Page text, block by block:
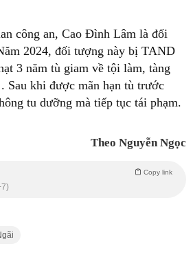
công an, Cao Đình Lâm là đối
2024, đối tượng này bị TAND
3 năm tù giam về tội làm, tàng
Sau khi được mãn hạn tù trước
tu dưỡng mà tiếp tục tái phạm.
Theo Nguyễn Ngọc
Copy link